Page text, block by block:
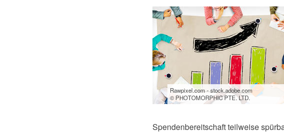
Rawpixel.com - stock.adobe.com
© PHOTOMORPHIC PTE. LTD.
Spendenbereitschaft teilweise